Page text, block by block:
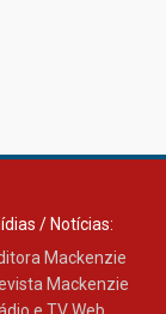
/ Notícias:
Mackenzie
Mackenzie